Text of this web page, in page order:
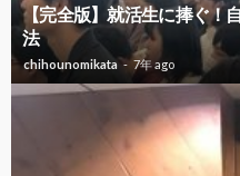
【完全版】就活生に捧ぐ！
法
chihounomikata 7年 ago